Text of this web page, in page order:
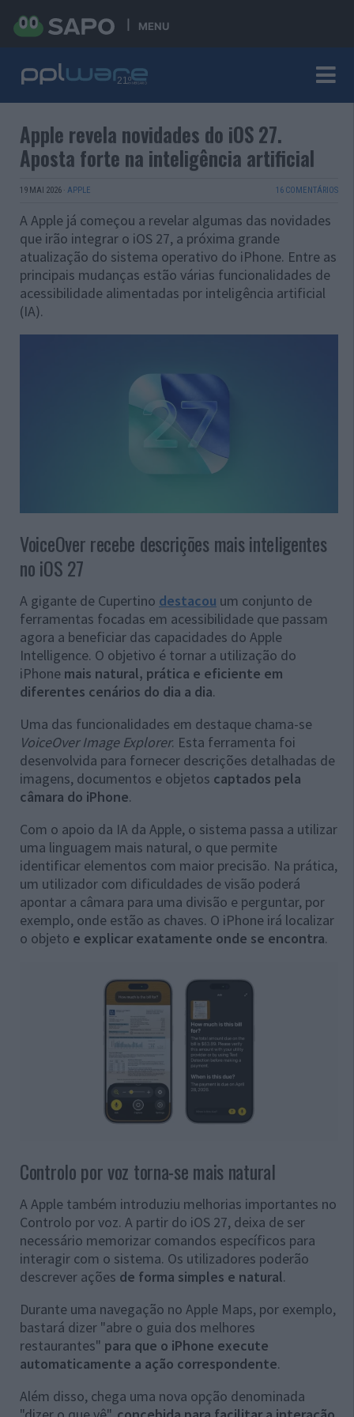
MENU
Apple revela novidades do iOS 27.
Aposta forte na inteligência artificial
19 MAI 2026 · APPLE 16 COMENTÁRIOS
A Apple já começou a revelar algumas das novidades
que irão integrar o iOS 27, a próxima grande
atualização do sistema operativo do iPhone. Entre as
principais mudanças estão várias funcionalidades de
acessibilidade alimentadas por inteligência artificial
(IA).
VoiceOver recebe descrições mais inteligentes
no iOS 27
A gigante de Cupertino destacou um conjunto de
ferramentas focadas em acessibilidade que passam
agora a beneficiar das capacidades do Apple
Intelligence. O objetivo é tornar a utilização do
iPhone mais natural, prática e eficiente em
diferentes cenários do dia a dia.
Uma das funcionalidades em destaque chama-se
VoiceOver Image Explorer. Esta ferramenta foi
desenvolvida para fornecer descrições detalhadas de
imagens, documentos e objetos captados pela
câmara do iPhone.
Com o apoio da IA da Apple, o sistema passa a utilizar
uma linguagem mais natural, o que permite
identificar elementos com maior precisão. Na prática,
um utilizador com dificuldades de visão poderá
apontar a câmara para uma divisão e perguntar, por
exemplo, onde estão as chaves. O iPhone irá localizar
o objeto e explicar exatamente onde se encontra.
Controlo por voz torna-se mais natural
A Apple também introduziu melhorias importantes no
Controlo por voz. A partir do iOS 27, deixa de ser
necessário memorizar comandos específicos para
interagir com o sistema. Os utilizadores poderão
descrever ações de forma simples e natural.
Durante uma navegação no Apple Maps, por exemplo,
bastará dizer "abre o guia dos melhores
restaurantes" para que o iPhone execute
automaticamente a ação correspondente.
Além disso, chega uma nova opção denominada